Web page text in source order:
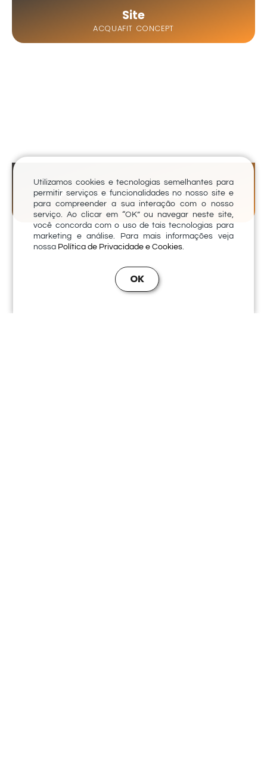
Site
ACQUAFIT CONCEPT
Posts para Redes Sociais
SOLARY VILLE
Utilizamos cookies e tecnologias semelhantes para
permitir serviços e funcionalidades no nosso site e
para compreender a sua interação com o nosso
serviço. Ao clicar em “OK” ou navegar neste site,
você concorda com o uso de tais tecnologias para
marketing e análise. Para mais informações veja
nossa Política de Privacidade e Cookies
OK